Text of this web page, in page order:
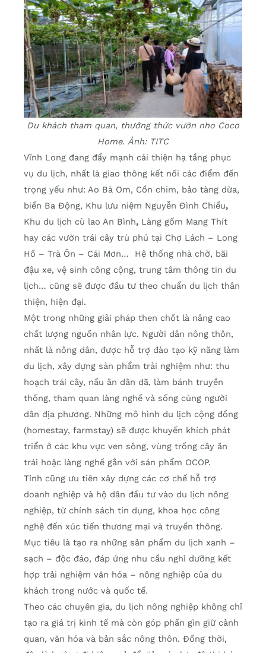
Du khách tham quan, thưởng thức vườn nho Coco
Home. Ảnh: TITC
Vĩnh Long đang đẩy mạnh cải thiện hạ tầng phục
vụ du lịch, nhất là giao thông kết nối các điểm đến
trọng yếu như: Ao Bà Om, Cồn chim, bảo tàng dừa,
biển Ba Động, Khu lưu niệm Nguyễn Đình Chiểu,
Khu du lịch cù lao An Bình, Làng gốm Mang Thít
hay các vườn trái cây trù phú tại Chợ Lách – Long
Hồ – Trà Ôn – Cái Mơn… Hệ thống nhà chờ, bãi
đậu xe, vệ sinh công cộng, trung tâm thông tin du
lịch… cũng sẽ được đầu tư theo chuẩn du lịch thân
thiện, hiện đại.
Một trong những giải pháp then chốt là nâng cao
chất lượng nguồn nhân lực. Người dân nông thôn,
nhất là nông dân, được hỗ trợ đào tạo kỹ năng làm
du lịch, xây dựng sản phẩm trải nghiệm như: thu
hoạch trái cây, nấu ăn dân dã, làm bánh truyền
thống, tham quan làng nghề và sống cùng người
dân địa phương. Những mô hình du lịch cộng đồng
(homestay, farmstay) sẽ được khuyến khích phát
triển ở các khu vực ven sông, vùng trồng cây ăn
trái hoặc làng nghề gắn với sản phẩm OCOP.
Tỉnh cũng ưu tiên xây dựng các cơ chế hỗ trợ
doanh nghiệp và hộ dân đầu tư vào du lịch nông
nghiệp, từ chính sách tín dụng, khoa học công
nghệ đến xúc tiến thương mại và truyền thông.
Mục tiêu là tạo ra những sản phẩm du lịch xanh –
sạch – độc đáo, đáp ứng nhu cầu nghỉ dưỡng kết
hợp trải nghiệm văn hóa – nông nghiệp của du
khách trong nước và quốc tế.
Theo các chuyên gia, du lịch nông nghiệp không chỉ
tạo ra giá trị kinh tế mà còn góp phần gìn giữ cảnh
quan, văn hóa và bản sắc nông thôn. Đồng thời,